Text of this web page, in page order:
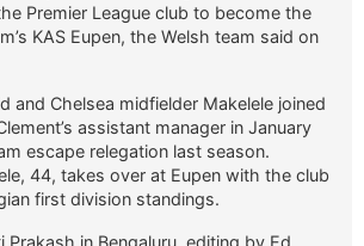
Premier League club to become the
KAS Eupen, the Welsh team said on
and Chelsea midfielder Makelele joined
assistant manager in January
escape relegation last season.
44, takes over at Eupen with the club
first division standings.
Prakash in Bengaluru, editing by Ed